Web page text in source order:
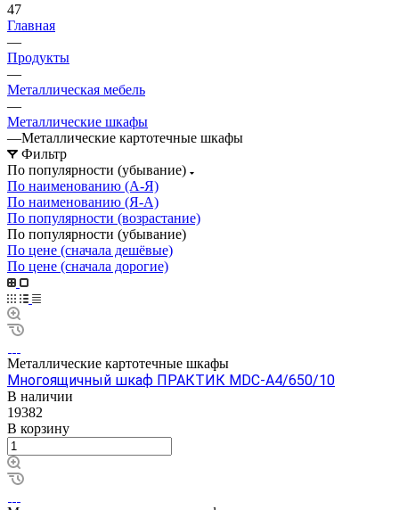
47
Главная
—
Продукты
—
Металлическая мебель
—
Металлические шкафы
—Металлические картотечные шкафы
Фильтр
По популярности (убывание)
По наименованию (А-Я)
По наименованию (Я-А)
По популярности (возрастание)
По популярности (убывание)
По цене (сначала дешёвые)
По цене (сначала дорогие)
Металлические картотечные шкафы
Многоящичный шкаф ПРАКТИК MDC-A4/650/10
В наличии
19382
В корзину